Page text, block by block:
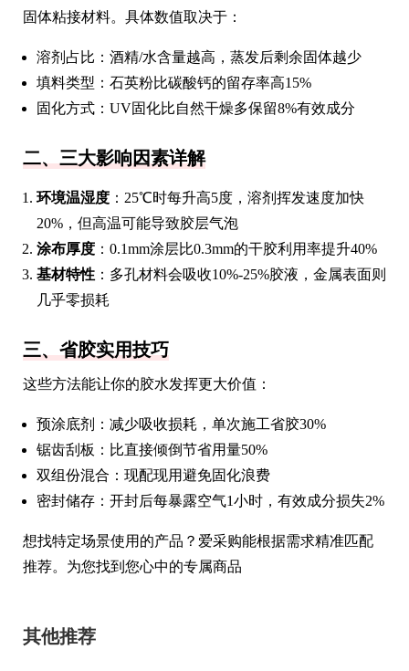
固体粘接材料。具体数值取决于：
溶剂占比：酒精/水含量越高，蒸发后剩余固体越少
填料类型：石英粉比碳酸钙的留存率高15%
固化方式：UV固化比自然干燥多保留8%有效成分
二、三大影响因素详解
环境温湿度 ：25℃时每升高5度，溶剂挥发速度加快
20%，但高温可能导致胶层气泡
涂布厚度 ：0.1mm涂层比0.3mm的干胶利用率提升40%
基材特性 ：多孔材料会吸收10%-25%胶液，金属表面则
几乎零损耗
三、省胶实用技巧
这些方法能让你的胶水发挥更大价值：
预涂底剂：减少吸收损耗，单次施工省胶30%
锯齿刮板：比直接倾倒节省用量50%
双组份混合：现配现用避免固化浪费
密封储存：开封后每暴露空气1小时，有效成分损失2%
想找特定场景使用的产品？爱采购能根据需求精准匹配
推荐。为您找到您心中的专属商品
其他推荐